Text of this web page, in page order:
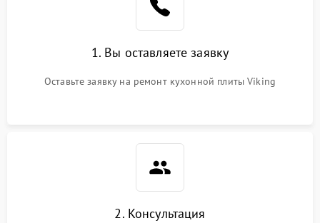
1. Вы оставляете заявку
Оставьте заявку на ремонт кухонной плиты Viking
2. Консультация